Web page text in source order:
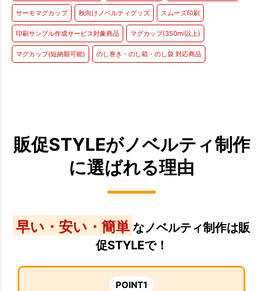
サーモマグカップ 秋向けノベルティグッズ スムーズ印刷
印刷サンプル作成サービス対象商品 マグカップ(350ml以上)
マグカップ(短納期可能) のし巻き・のし箱・のし袋 対応商品
販促STYLEがノベルティ制作
に選ばれる理由
早い・安い・簡単 なノベルティ制作は販
促STYLEで！
POINT1